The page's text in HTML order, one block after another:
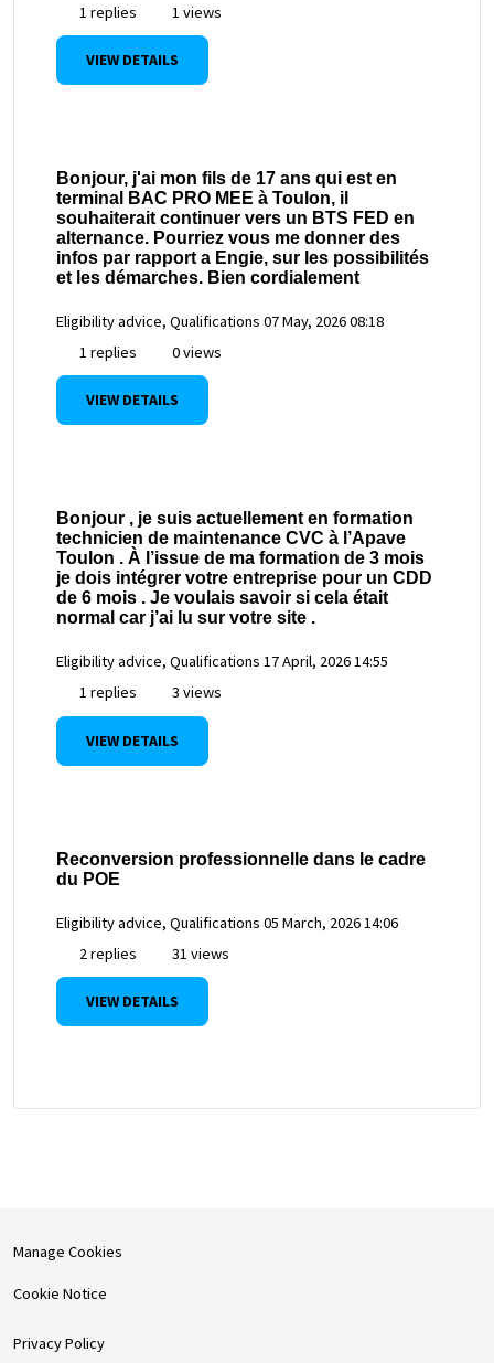
1 replies
1 views
VIEW DETAILS
Bonjour, j'ai mon fils de 17 ans qui est en
terminal BAC PRO MEE à Toulon, il
souhaiterait continuer vers un BTS FED en
alternance. Pourriez vous me donner des
infos par rapport a Engie, sur les possibilités
et les démarches. Bien cordialement
Eligibility advice, Qualifications 07 May, 2026 08:18
1 replies
0 views
VIEW DETAILS
Bonjour , je suis actuellement en formation
technicien de maintenance CVC à l’Apave
Toulon . À l’issue de ma formation de 3 mois
je dois intégrer votre entreprise pour un CDD
de 6 mois . Je voulais savoir si cela était
normal car j’ai lu sur votre site .
Eligibility advice, Qualifications 17 April, 2026 14:55
1 replies
3 views
VIEW DETAILS
Reconversion professionnelle dans le cadre
du POE
Eligibility advice, Qualifications 05 March, 2026 14:06
2 replies
31 views
VIEW DETAILS
Manage Cookies
Cookie Notice
Privacy Policy